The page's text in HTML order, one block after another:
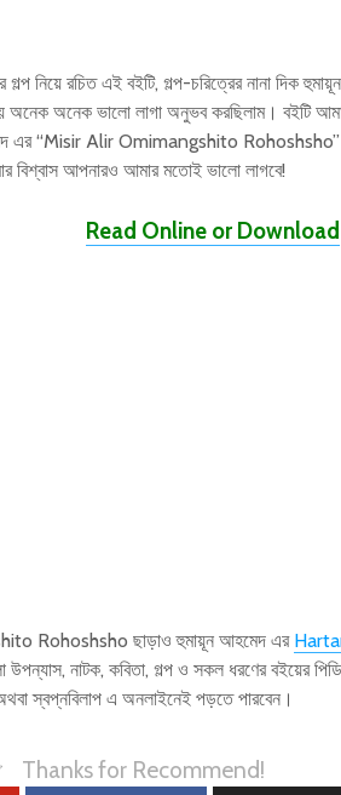
নিয়ে রচিত এই বইটি, গল্প-চরিত্রের নানা দিক
অনেক অনেক ভালো লাগা অনুভব করছিলাম। বইটি
এর “Misir Alir Omimangshito Rohoshsho”
বিশ্বাস আপনারও আমার মতোই ভালো লাগবে!
Read Online or Download
Rohoshsho ছাড়াও হুমায়ূন আহমেদ এর
উপন্যাস, নাটক, কবিতা, গল্প ও সকল ধরণের
স্বপ্নবিলাপ এ অনলাইনেই পড়তে পারবেন।
Thanks for Recommend!